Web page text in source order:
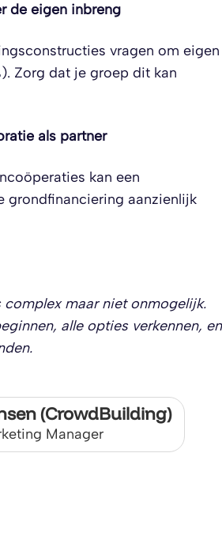
de eigen inbreng
vragen om eigen
Zorg dat je groep dit kan
als partner
kan een
grondfinanciering aanzienlijk
maar niet onmogelijk.
alle opties verkennen, en
(CrowdBuilding)
Manager